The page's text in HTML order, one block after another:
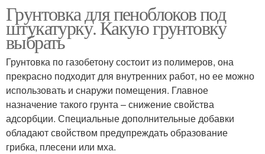
Грунтовка для пеноблоков под
штукатурку. Какую грунтовку
выбрать
Грунтовка по газобетону состоит из полимеров, она
прекрасно подходит для внутренних работ, но ее можно
использовать и снаружи помещения. Главное
назначение такого грунта – снижение свойства
адсорбции. Специальные дополнительные добавки
обладают свойством предупреждать образование
грибка, плесени или мха.